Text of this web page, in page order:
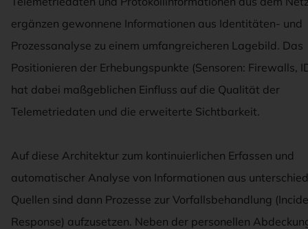
ergänzen gewonnene Informationen aus Identitäten- und
Prozessanalyse zu einem umfangreicheren Lagebild. Das
Positionieren der Erhebungspunkte (Sensoren: Firewalls,
hat dabei maßgeblichen Einfluss auf die Qualität der
Telemetriedaten und die erweiterte Sichtbarkeit.
Auf diese Architektur zum kontinuierlichen Erfassen und
automatischer Analyse von Informationen aus
Quellen sind dann Prozesse zur Vorfallsbehandlung
Response) aufzusetzen. Neben der personellen